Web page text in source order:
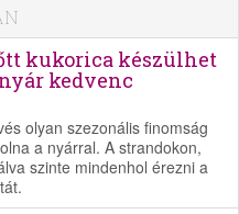
kukorica készülhet
kedvenc
olyan szezonális finomság
a nyárral. A strandokon,
szinte mindenhol érezni a